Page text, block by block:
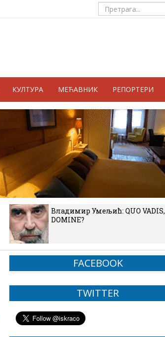
КУЛТУРА МЕЋАВНИК РЕПОРТЕРИ
Владимир Умељић: QUO VADIS,
DOMINE?
FACEBOOK
TWITTER